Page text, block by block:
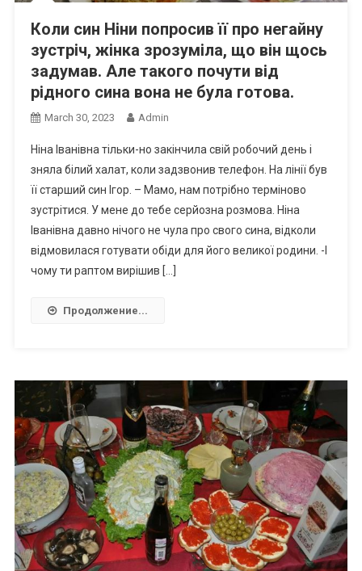
Коли син Ніни попросив її про негайну
зустріч, жінка зрозуміла, що він щось
задумав. Але такого почути від
рідного сина вона не була готова.
March 30, 2023 Admin
Ніна Іванівна тільки-но закінчила свій робочий день і
зняла білий халат, коли задзвонив телефон. На лінії був
її старший син Ігор. – Мамо, нам потрібно терміново
зустрітися. У мене до тебе серйозна розмова. Ніна
Іванівна давно нічого не чула про свого сина, відколи
відмовилася готувати обіди для його великої родини. -І
чому ти раптом вирішив […]
Продолжение...